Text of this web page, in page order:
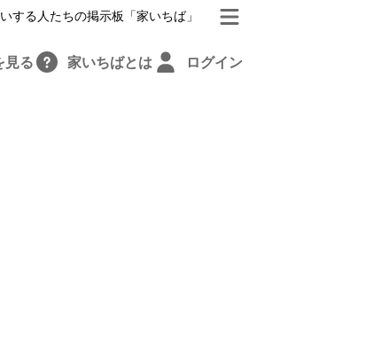
する人たちの掲示板「家いちば」
見る 家いちばとは ログイン